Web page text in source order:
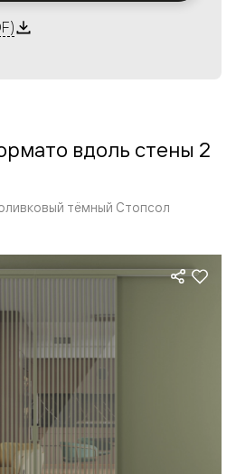
имеют единый профиль
и легко сочетаются в одном
и дверей координируется
Волховец.вдоль стены 2
тёмный Стопсол